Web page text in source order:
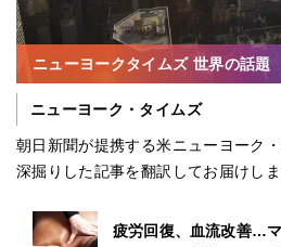
ニューヨークタイムズ 世界の話題
ニューヨーク・タイムズ
朝日新聞が提携する米ニューヨーク
深掘りした記事を翻訳してお届けしま
疲労回復、血流改善…